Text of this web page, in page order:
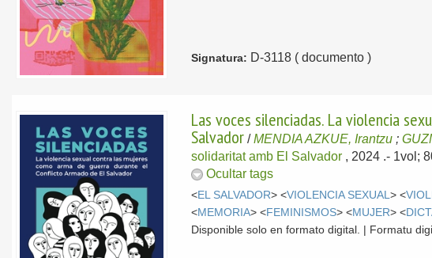
Signatura: D-3118 ( documento )
Las voces silenciadas. La violencia
Salvador /MENDIA AZKUE, Irantzu ;
solidaritat amb El Salvador , 2024 .- 1vol;
Ocultar tags
<EL SALVADOR> <VIOLENCIA SEXUAL> <
<MEMORIA> <FEMINISMOS> <MUJER> <
Disponible solo en formato digital. | Formatu